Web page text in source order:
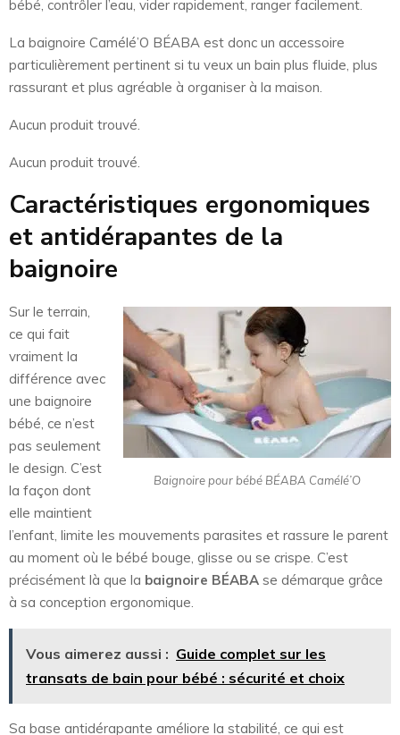
bébé, contrôler l’eau, vider rapidement, ranger facilement.
La baignoire Camélé’O BÉABA est donc un accessoire
particulièrement pertinent si tu veux un bain plus fluide, plus
rassurant et plus agréable à organiser à la maison.
Aucun produit trouvé.
Aucun produit trouvé.
Caractéristiques ergonomiques
et antidérapantes de la
baignoire
Baignoire pour bébé BÉABA Camélé’O
Sur le terrain,
ce qui fait
vraiment la
différence avec
une baignoire
bébé, ce n’est
pas seulement
le design. C’est
la façon dont
elle maintient
l’enfant, limite les mouvements parasites et rassure le parent
au moment où le bébé bouge, glisse ou se crispe. C’est
précisément là que la baignoire BÉABA se démarque grâce
à sa conception ergonomique.
Vous aimerez aussi : Guide complet sur les
transats de bain pour bébé : sécurité et choix
Sa base antidérapante améliore la stabilité, ce qui est